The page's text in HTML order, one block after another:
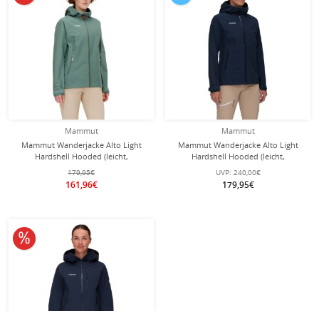
Mammut
Mammut Wanderjacke Alto Light
Hardshell Hooded (leicht,
wasserdicht, PFC-frei) jadegrün
Damen
179,95€
161,96€
Mammut
Mammut Wanderjacke Alto Light
Hardshell Hooded (leicht,
wasserdicht, PFC-frei) marineblau
Damen
UVP: 240,00€
179,95€
10% reduziert